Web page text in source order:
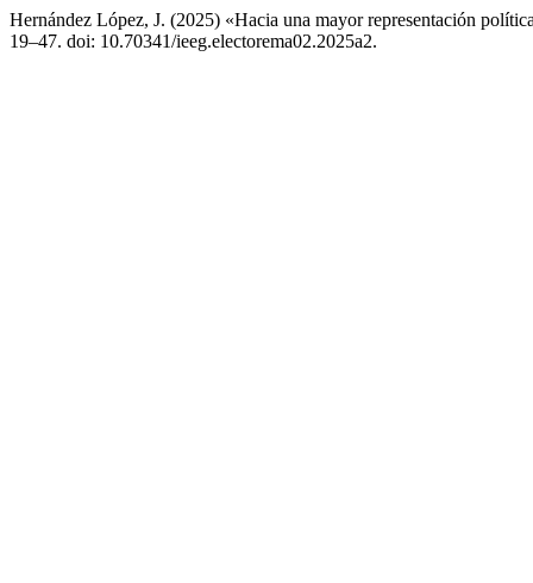
Hernández López, J. (2025) «Hacia una mayor representación
19–47. doi: 10.70341/ieeg.electorema02.2025a2.